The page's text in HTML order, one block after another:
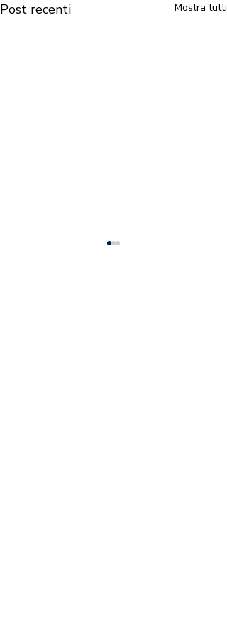
Post recenti Mostra tutti